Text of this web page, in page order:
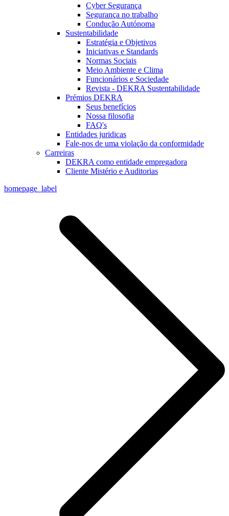
Cyber Segurança
Segurança no trabalho
Condução Autónoma
Sustentabilidade
Estratégia e Objetivos
Iniciativas e Standards
Normas Sociais
Meio Ambiente e Clima
Funcionários e Sociedade
Revista - DEKRA Sustentabilidade
Prémios DEKRA
Seus benefícios
Nossa filosofia
FAQ's
Entidades juridicas
Fale-nos de uma violação da conformidade
Carreiras
DEKRA como entidade empregadora
Cliente Mistério e Auditorias
homepage_label